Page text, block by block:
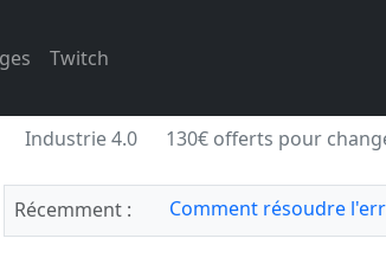
Twitch
Industrie 4.0
130€ offerts pour
Récemment : Comment résoudre